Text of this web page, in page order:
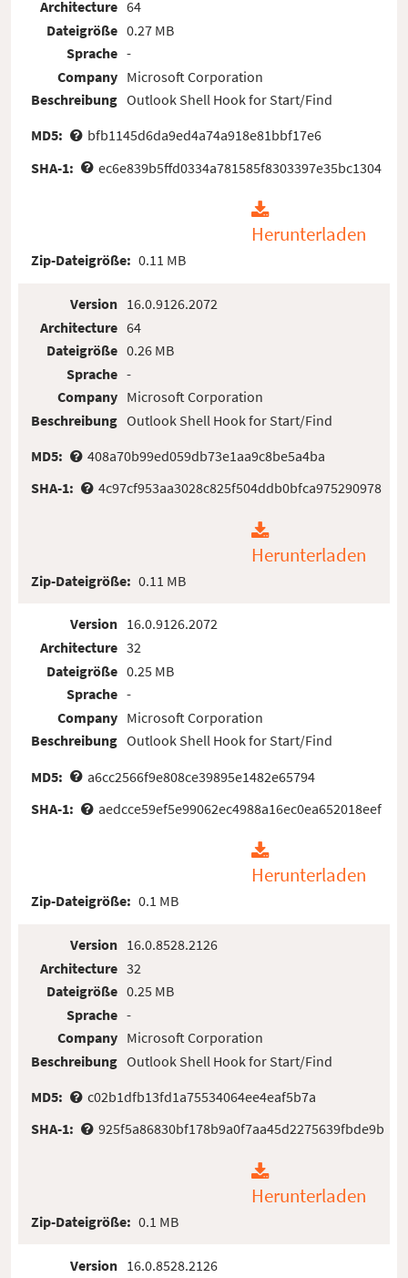
Architecture
Dateigröße
Sprache
Company
Beschreibung
64
0.27 MB
-
Microsoft Corporation
Outlook Shell Hook for Start/Find
MD5:
bfb1145d6da9ed4a74a918e81bbf17e6
SHA-1:
ec6e839b5ffd0334a781585f8303397e35bc1304
Herunterladen
Zip-Dateigröße: 0.11 MB
Version
Architecture
Dateigröße
Sprache
Company
Beschreibung
16.0.9126.2072
64
0.26 MB
-
Microsoft Corporation
Outlook Shell Hook for Start/Find
MD5:
408a70b99ed059db73e1aa9c8be5a4ba
SHA-1:
4c97cf953aa3028c825f504ddb0bfca975290978
Herunterladen
Zip-Dateigröße: 0.11 MB
Version
Architecture
Dateigröße
Sprache
Company
Beschreibung
16.0.9126.2072
32
0.25 MB
-
Microsoft Corporation
Outlook Shell Hook for Start/Find
MD5:
a6cc2566f9e808ce39895e1482e65794
SHA-1:
aedcce59ef5e99062ec4988a16ec0ea652018eef
Herunterladen
Zip-Dateigröße: 0.1 MB
Version
Architecture
Dateigröße
Sprache
Company
Beschreibung
16.0.8528.2126
32
0.25 MB
-
Microsoft Corporation
Outlook Shell Hook for Start/Find
MD5:
c02b1dfb13fd1a75534064ee4eaf5b7a
SHA-1:
925f5a86830bf178b9a0f7aa45d2275639fbde9b
Herunterladen
Zip-Dateigröße: 0.1 MB
Version 16.0.8528.2126